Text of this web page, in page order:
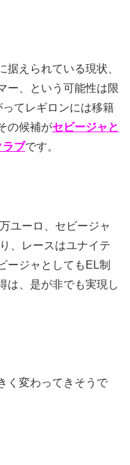
据えられている現状、
ー、という可能性は限
てレギロンには移籍
の候補がセビージャと
ラブです。
ユーロ、セビージャ
、レースはユナイテ
ージャとしてもEL制
は、是が非でも実現し
く変わってきそうで